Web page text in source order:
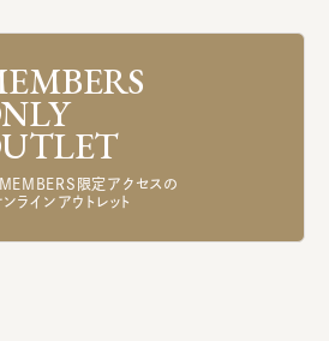
限定アクセスの
ンラインアウトレット